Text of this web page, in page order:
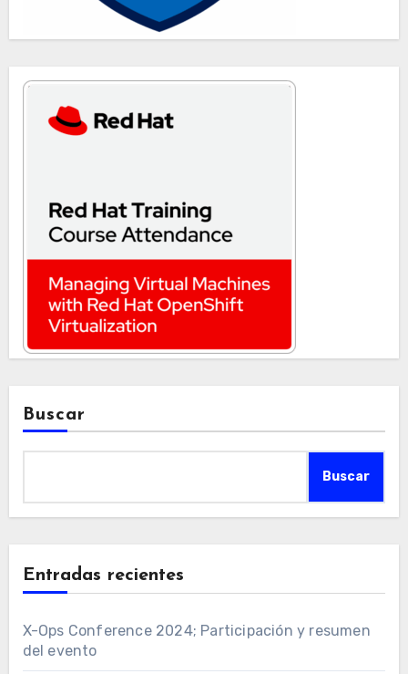
Buscar
Buscar
Entradas recientes
X-Ops Conference 2024; Participación y resumen
del evento